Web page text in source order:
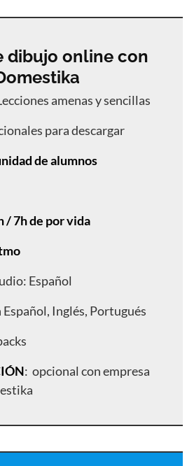
dibujo online con
amenas y sencillas
para descargar
de alumnos
/ 7h de por vida
Español
Inglés, Portugués
: opcional con empresa